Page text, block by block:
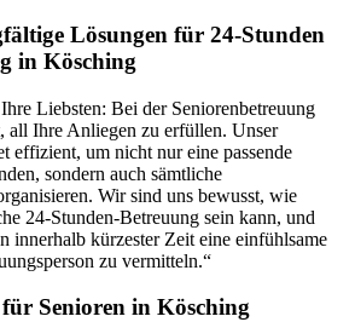
Lösungen für 24-Stunden
in Kösching
Liebsten: Bei der Seniorenbetreuung
all Ihre Anliegen zu erfüllen. Unser
effizient, um nicht nur eine passende
sondern auch sämtliche
Wir sind uns bewusst, wie
24-Stunden-Betreuung sein kann, und
innerhalb kürzester Zeit eine einfühlsame
zu vermitteln.“
Senioren in Kösching